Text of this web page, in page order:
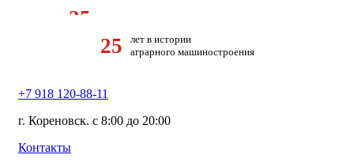
25
25
лет в истории
аграрного машиностроения
+7 918 120-88-11
г. Кореновск. c 8:00 до 20:00
Контакты